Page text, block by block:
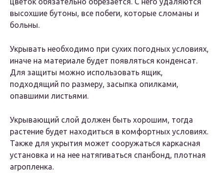
высохшие бутоны, все побеги, которые сломаны и
больны.
Укрывать необходимо при сухих погодных условиях,
иначе на материале будет появляться конденсат.
Для защиты можно использовать ящик,
подходящий по размеру, засыпка опилками,
опавшими листьями.
Укрывающий слой должен быть хорошим, тогда
растение будет находиться в комфортных условиях.
Также для укрытия может сооружаться каркасная
установка и на нее натягиваться спанбонд, плотная
агропленка.